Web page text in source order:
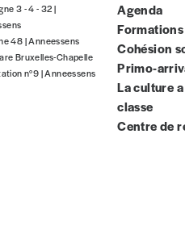
moment, même après avoir
3 - 4 - 32 |
48 | Anneessens
Bruxelles-Chapelle
n°9 | Anneessens
Agenda
Formations
Cohésion
Primo-
La culture
classe
Centre de